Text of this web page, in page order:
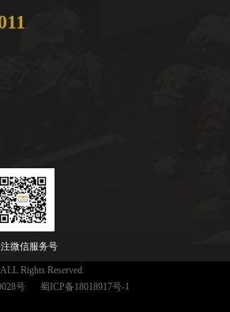
微信服务号
Rights Reserved.
号
蜀ICP备18018917号-1